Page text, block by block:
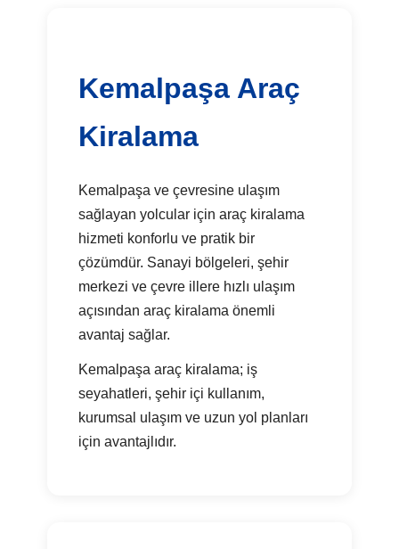
Kemalpaşa Araç
Kiralama
Kemalpaşa ve çevresine ulaşım
sağlayan yolcular için araç kiralama
hizmeti konforlu ve pratik bir
çözümdür. Sanayi bölgeleri, şehir
merkezi ve çevre illere hızlı ulaşım
açısından araç kiralama önemli
avantaj sağlar.
Kemalpaşa araç kiralama; iş
seyahatleri, şehir içi kullanım,
kurumsal ulaşım ve uzun yol planları
için avantajlıdır.